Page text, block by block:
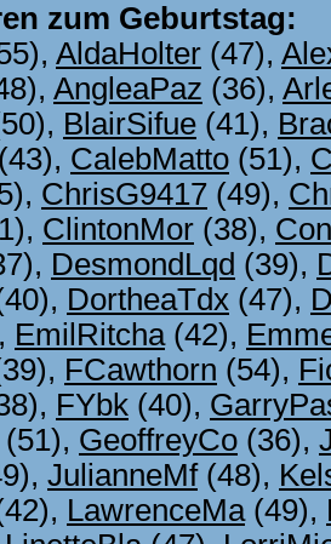
zum Geburtstag:
AldaHolter (47),
AngleaPaz (36),
BlairSifue (41),
(43), CalebMatto (51),
ChrisG9417 (49),
ClintonMor (38),
DesmondLqd (39),
DortheaTdx (47),
EmilRitcha(42),
FCawthorn (54),
FYbk (40),
(51), GeoffreyCo (36),
JulianneMf(48),
LawrenceMa(49),